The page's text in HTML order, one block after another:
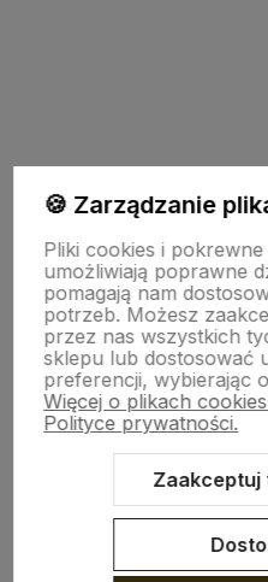
TU JESTEŚMY
INFO O PRODUKCIE
ZGODY
CRAFDECO PRO
🍪 Zarządzanie
Pliki cookies i
umożliwiają poprawne
pomagają nam
potrzeb. Możesz
przez nas wszystkich
sklepu lub dostosować
preferencji, wybierając
Więcej o plikach
Polityce prywatności.
Zaakceptuj